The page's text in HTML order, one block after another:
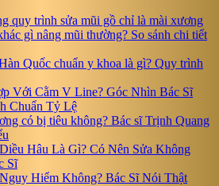
quy trình sửa mũi gồ chỉ là mài xương
gì nâng mũi thường? So sánh chi tiết
Quốc chuẩn y khoa là gì? Quy trình
Với Cằm V Line? Góc Nhìn Bác Sĩ
Chuẩn Tỷ Lệ
có bị tiêu không? Bác sĩ Trịnh Quang
Hâu Là Gì? Có Nên Sửa Không
Sĩ
Hiểm Không? Bác Sĩ Nói Thật